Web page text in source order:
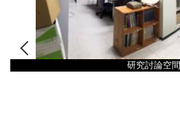
研究討論空間